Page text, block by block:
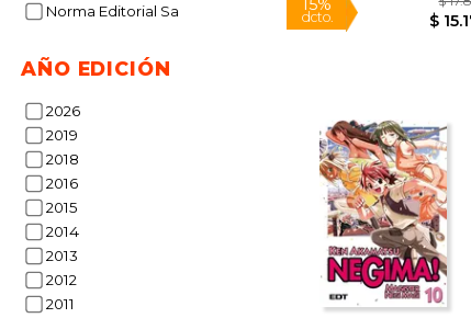
Norma Editorial Sa
AÑO EDICIÓN
2026
2019
2018
2016
2015
2014
2013
2012
2011
15%
dcto.